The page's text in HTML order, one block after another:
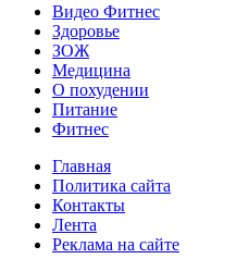
Видео Фитнес
Здоровье
ЗОЖ
Медицина
О похудении
Питание
Фитнес
Главная
Политика сайта
Контакты
Лента
Реклама на сайте